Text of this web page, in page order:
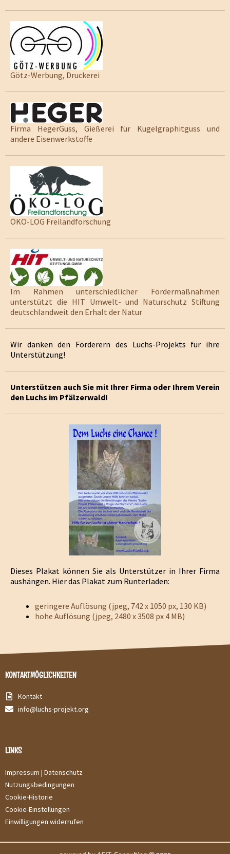
Götz-Werbung, Druckerei
Firma HegerGuss, Gießerei für Kugelgraphitguss und
andere Eisenwerkstoffe
ÖKO-LOG Freilandforschung
Im Rahmen unterschiedlicher Fördermaßnahmen
unterstützt die HIT Umwelt- und Naturschutz Stiftung
deutschlandweit den Erhalt der Natur
Wir danken den Förderern des Luchs-Projekts für ihre
Unterstützung!
Unterstützen auch Sie mit Ihrer Firma oder Ihrem Verein
den Luchs im Pfälzerwald!
Dieses Plakat können Sie als Unterstützer in Ihrer Firma
aushängen. Hier das Plakat zum Runterladen:
geringere Auflösung (jpeg, 742 x 1050 px, 130 KB)
hohe Auflösung (jpeg, 2480 x 3508 px 4 MB)
KONTAKTMÖGLICHKEITEN
Kontakt
info@luchs-projekt.org
LINKS
Impressum | Datenschutz
Nutzungsbedingungen
Cookie-Historie
Cookie-Einstellungen
Einwilligungen widerrufen